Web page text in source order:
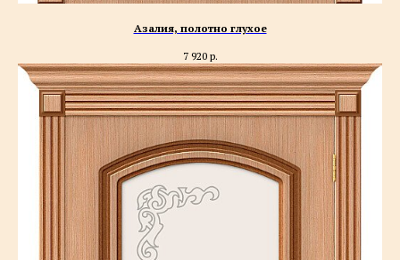
Азалия, полотно глухое
7 920 р.